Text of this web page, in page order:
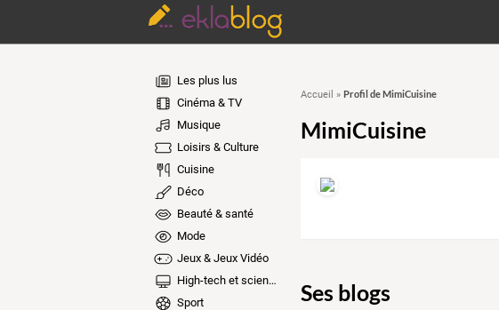
Les plus lus
Cinéma & TV
Musique
Loisirs & Culture
Cuisine
Déco
Beauté & santé
Mode
Jeux & Jeux Vidéo
High-tech et sciences
Sport
Accueil » Profil de MimiCuisine
MimiCuisine
Ses blogs